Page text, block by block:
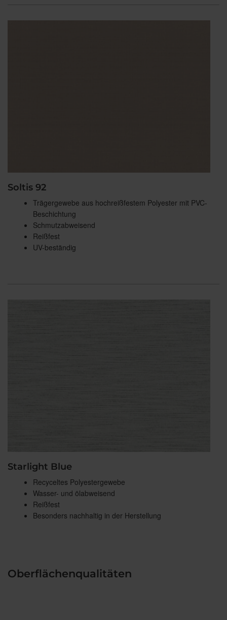
Soltis 92
Trägergewebe aus hochreißfestem Polyester mit PVC-
Beschichtung
Schmutzabweisend
Reißfest
UV-beständig
Starlight Blue
Recyceltes Polyestergewebe
Wasser- und ölabweisend
Reißfest
Besonders nachhaltig in der Herstellung
Oberflächenqualitäten